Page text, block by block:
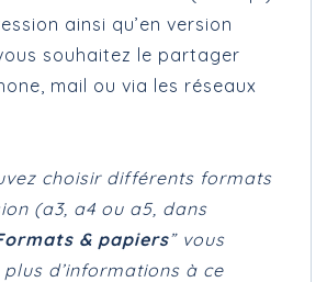
ainsi qu’en version
souhaitez le partager
mail ou via les réseaux
choisir différents formats
(a3, a4 ou a5, dans
& papiers” vous
d’informations à ce